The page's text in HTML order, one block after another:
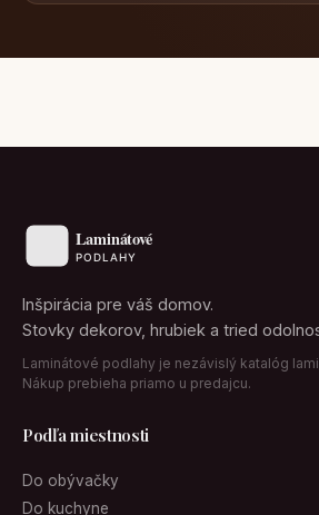
Inšpirácia pre váš domov.
Stovky dekorov, hrubiek a tried
Laminátové podlahy je nezávislý katalóg
Nákup prebieha priamo u predajcu.
Podľa miestnosti
Do obývačky
Do kuchyne